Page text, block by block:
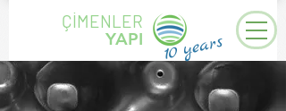
ÇİMENLER
YAPI
10years